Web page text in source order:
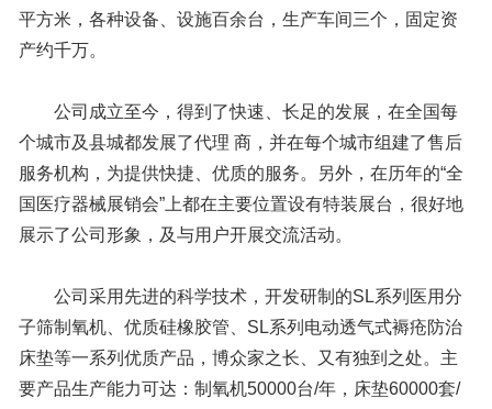
平方米，各种设备、设施百余台，生产车间三个，固定资
产约千万。
公司成立至今，得到了快速、长足的发展，在全国每
个城市及县城都发展了代理 商，并在每个城市组建了售后
服务机构，为提供快捷、优质的服务。另外，在历年的“全
国医疗器械展销会”上都在主要位置设有特装展台，很好地
展示了公司形象，及与用户开展交流活动。
公司采用先进的科学技术，开发研制的SL系列医用分
子筛制氧机、优质硅橡胶管、SL系列电动透气式褥疮防治
床垫等一系列优质产品，博众家之长、又有独到之处。主
要产品生产能力可达：制氧机50000台/年，床垫60000套/